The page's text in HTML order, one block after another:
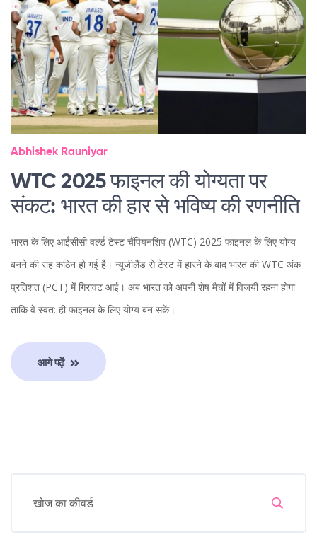
Abhishek Rauniyar
WTC 2025 फाइनल की योग्यता पर
संकट: भारत की हार से भविष्य की रणनीति
भारत के लिए आईसीसी वर्ल्ड टेस्ट चैंपियनशिप (WTC) 2025 फाइनल के लिए योग्य
बनने की राह कठिन हो गई है। न्यूजीलैंड से टेस्ट में हारने के बाद भारत की WTC अंक
प्रतिशत (PCT) में गिरावट आई। अब भारत को अपनी शेष मैचों में विजयी रहना होगा
ताकि वे स्वत: ही फाइनल के लिए योग्य बन सकें।
आगे पढ़ें